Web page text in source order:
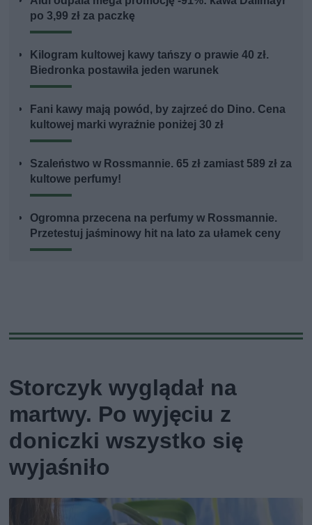
po 3,99 zł za paczkę
Kilogram kultowej kawy tańszy o prawie 40 zł.
Biedronka postawiła jeden warunek
Fani kawy mają powód, by zajrzeć do Dino. Cena
kultowej marki wyraźnie poniżej 30 zł
Szaleństwo w Rossmannie. 65 zł zamiast 589 zł za
kultowe perfumy!
Ogromna przecena na perfumy w Rossmannie.
Przetestuj jaśminowy hit na lato za ułamek ceny
Storczyk wyglądał na
martwy. Po wyjęciu z
doniczki wszystko się
wyjaśniło